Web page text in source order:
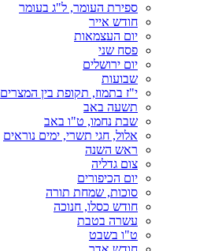
ספירת העומר, ל"ג בעומר
חודש אייר
יום העצמאות
פסח שני
יום ירושלים
שבועות
י"ז בתמוז, תקופת בין המצרים
תשעה באב
שבת נחמו, ט"ו באב
אלול, חגי תשרי, ימים נוראים
ראש השנה
צום גדליה
יום הכיפורים
סוכות, שמחת תורה
חודש כסלו, חנוכה
עשרה בטבת
ט"ו בשבט